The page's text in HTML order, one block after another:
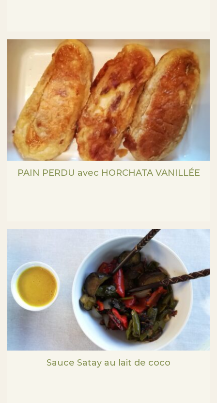
PAIN PERDU avec HORCHATA VANILLÉE
Sauce Satay au lait de coco